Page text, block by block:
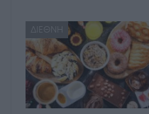
ΔΙΕΘΝΉ